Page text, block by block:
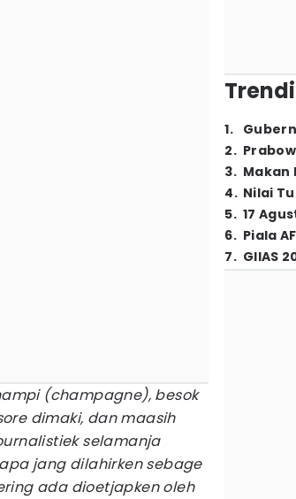
(champagne), besok
dimaki, dan maasih
selamanja
jang dilahirken sebage
ada dioetjapken oleh
1.
2.
3. Makan
4. Nilai
5. 17
6. Piala
7. GIIAS